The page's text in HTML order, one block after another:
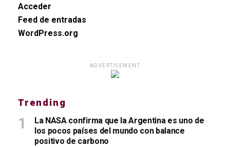
Acceder
Feed de entradas
WordPress.org
ADVERTISEMENT
Trending
La NASA confirma que la Argentina es uno de
los pocos países del mundo con balance
positivo de carbono